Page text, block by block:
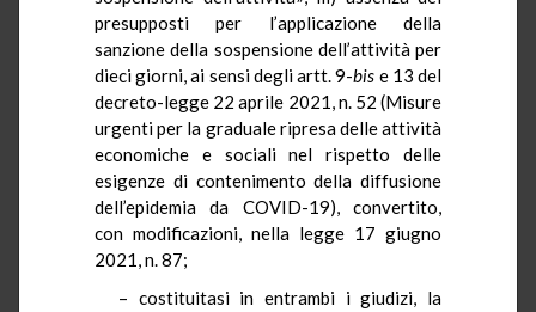
presupposti per l’applicazione della
sanzione della sospensione dell’attività per
dieci giorni, ai sensi degli artt. 9-bis e 13 del
decreto-legge 22 aprile 2021, n. 52 (Misure
urgenti per la graduale ripresa delle attività
economiche e sociali nel rispetto delle
esigenze di contenimento della diffusione
dell’epidemia da COVID-19), convertito,
con modificazioni, nella legge 17 giugno
2021, n. 87;
– costituitasi in entrambi i giudizi, la